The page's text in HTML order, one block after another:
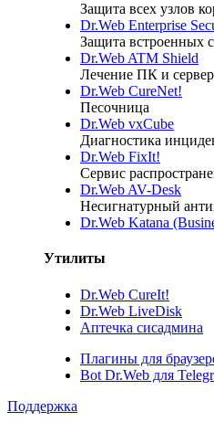
Защита всех узлов
Dr.Web Enterprise
Защита встроенных
Dr.Web ATM Shield
Лечение ПК и
Dr.Web CureNet!
Песочница
Dr.Web vxCube
Диагностика
Dr.Web FixIt!
Сервис
Dr.Web AV-Desk
Несигнатурный
Dr.Web Katana
Утилиты
Dr.Web CureIt!
Dr.Web LiveDisk
Аптечка сисадмина
Плагины для
Bot Dr.Web для
Поддержка